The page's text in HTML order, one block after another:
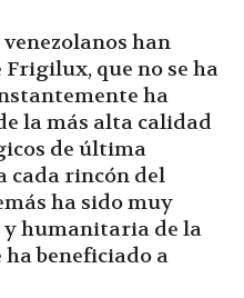
han
que no se ha
ha
la más alta calidad
de última
cada rincón del
ha sido muy
y humanitaria de la
beneficiado a